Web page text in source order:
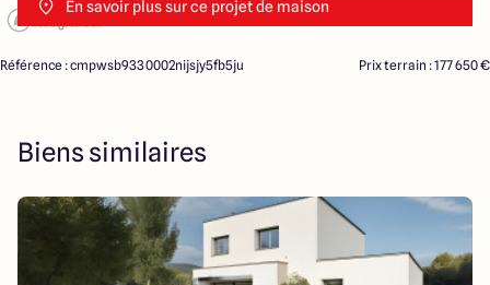
En savoir plus sur ce projet de maison
Référence : cmpwsb9330002nijsjy5fb5ju Prix terrain : 177 650 €
Biens similaires